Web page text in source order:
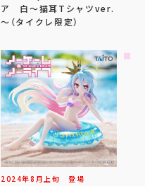
ア 白～猫耳Tシャツver.
～（タイクレ限定）
2024年8 月 上旬 登場